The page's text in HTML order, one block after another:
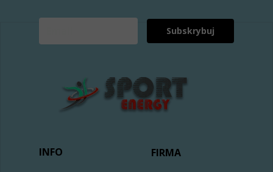
FIRMA
Subskrybuj
INFO